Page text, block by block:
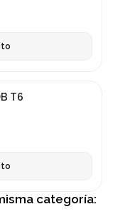
T6
categoría: